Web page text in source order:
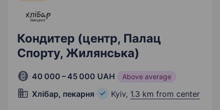
Кондитер (центр, Палац
Спорту, Жилянська)
40 000 – 45 000 UAH Above average
Хлібар, пекарня Kyiv, 1.3 km from center